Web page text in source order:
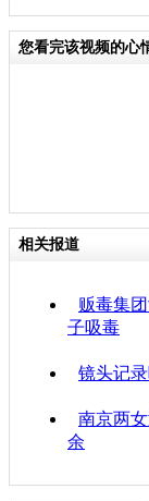
您看完该视频的心
相关报道
贩毒集
子吸毒
镜头记
南京两
余